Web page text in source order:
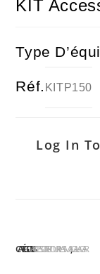
KIT
Type
Réf. KITP150
Log In
CATÉGORIES :ACCESSOIRES POUR PLASMAGALAGAR